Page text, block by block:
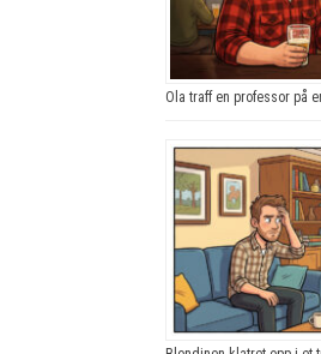
Ola traff en professor på